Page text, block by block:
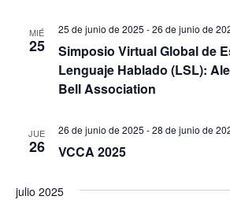
MIÉ
25
Simposio Virtual Global de
Lenguaje Hablado (LSL):
Bell Association
25 de junio de 2025 -26 de junio de
JUE
26 VCCA 2025
26 de junio de 2025 -28 de junio de
julio 2025